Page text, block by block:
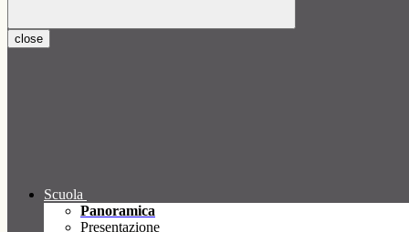
close
Scuola
Panoramica
Presentazione